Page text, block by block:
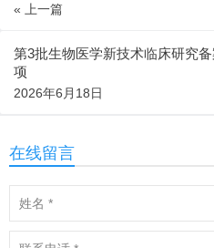
« 上一篇
第3批生物医学新技术临床研究
项
2026年6月18日
在线留言